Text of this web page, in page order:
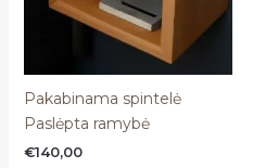
Pakabinama spintelė
Paslėpta ramybė
€140,00